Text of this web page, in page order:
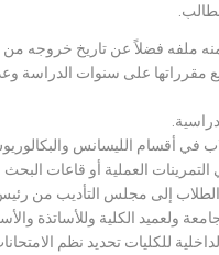
ملفه فضلاً عن تاريخ خروجه من
مقرراتها على سنوات
في أقسام الليسانس
العملية أو قاعات البحث
الطلاب إلى مجلس التأديب من
ولعميد الكلية وللأساتذة
للكليات تحديد نظم